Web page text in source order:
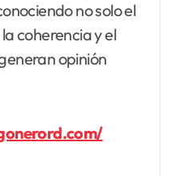
no solo el
coherencia y el
opinión